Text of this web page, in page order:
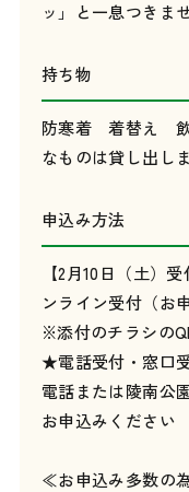
ッ」と一息つきま
持ち物
防寒着 着替え
なものは貸し出し
申込み方法
【2月10日（土）
ンライン受付（お
※添付のチラシの
★電話受付・窓口
電話または陵南公
お申込みください
≪お申込み多数の